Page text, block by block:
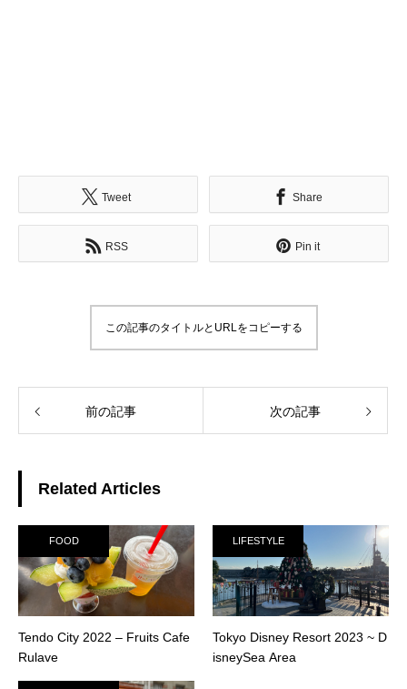
Tweet Share
RSS Pin it
この記事のタイトルとURLをコピーする
前の記事 次の記事
Related Articles
FOOD
Tendo City 2022 – Fruits Cafe
Rulave
LIFESTYLE
Tokyo Disney Resort 2023 ~ D
isneySea Area